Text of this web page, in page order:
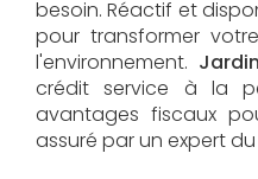
besoin. Réactif et
pour transformer
l'environnement.
crédit service à la
avantages fiscaux
assuré par un expert